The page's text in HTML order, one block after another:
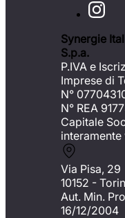
Synergie
S.p.a.
P.IVA e
Imprese di
N°
N° REA
Capitale
interamente
Via Pisa, 29
10152 -
Aut. Min.
16/12/2004